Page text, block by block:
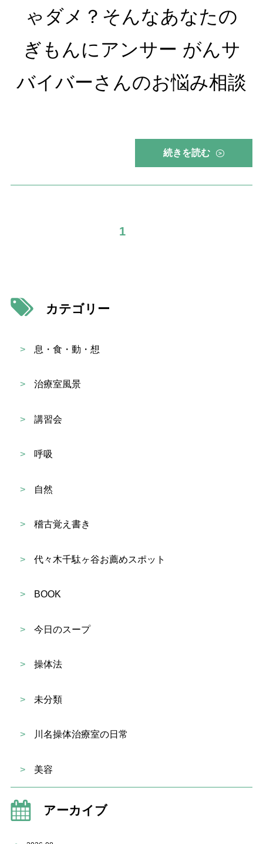
ゃダメ？そんなあなたの
ぎもんにアンサー がんサ
バイバーさんのお悩み相談
続きを読む >
1
カテゴリー
> 息・食・動・想
> 治療室風景
> 講習会
> 呼吸
> 自然
> 稽古覚え書き
> 代々木千駄ヶ谷お薦めスポット
> BOOK
> 今日のスープ
> 操体法
> 未分類
> 川名操体治療室の日常
> 美容
アーカイブ